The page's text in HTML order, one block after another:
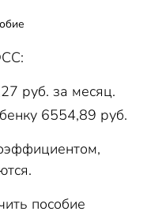
руб. за месяц.
6554,89 руб.
пособие